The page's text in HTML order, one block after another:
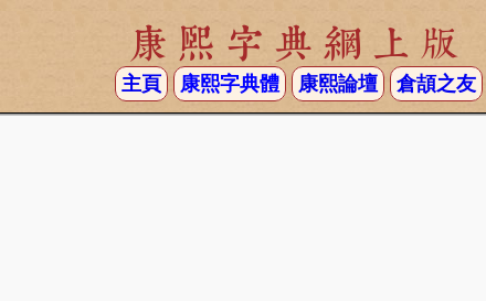
康熙字典網上版
主頁 康熙字典體 康熙論壇 倉頡之友